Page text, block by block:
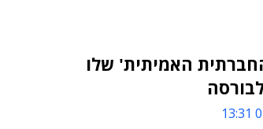
האמיתית' שלו